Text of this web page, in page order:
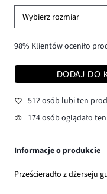
Wybierz rozmiar
98% Klientów oceniło
DODAJ DO
512 osób lubi ten
174 osób oglądało
Informacje o produkcie
Prześcieradło z dżerseju